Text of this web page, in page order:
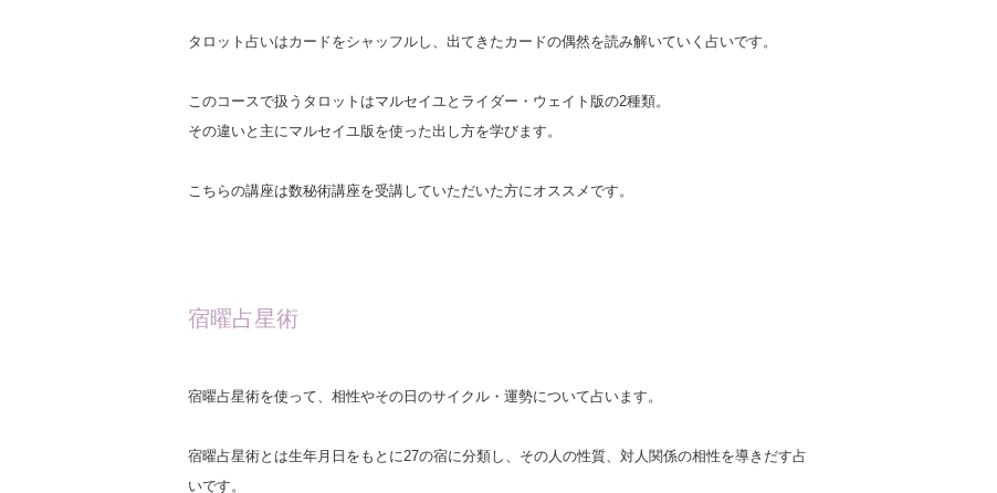
タロット占いはカードをシャッフルし、出てきたカードの偶然を読み解いていく占いです。
このコースで扱うタロットはマルセイユとライダー・ウェイト版の2種類。
その違いと主にマルセイユ版を使った出し方を学びます。
こちらの講座は数秘術講座を受講していただいた方にオススメです。
宿曜占星術
宿曜占星術を使って、相性やその日のサイクル・運勢について占います。
宿曜占星術とは生年月日をもとに27の宿に分類し、その人の性質、対人関係の相性を導きだす占
いです。